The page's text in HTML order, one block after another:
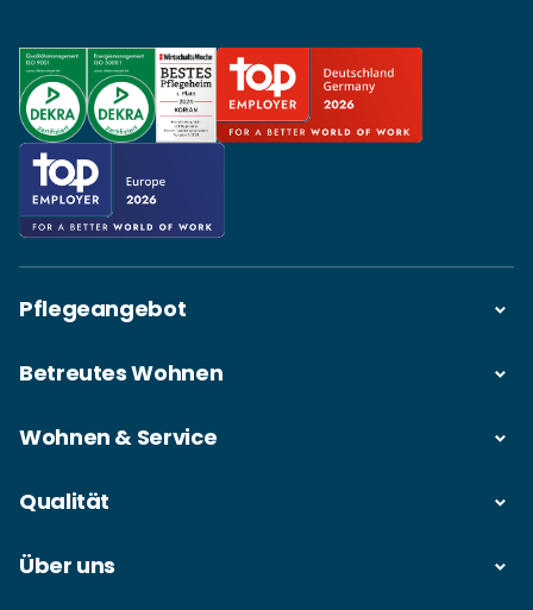
Pflegeangebot
Betreutes Wohnen
Wohnen & Service
Qualität
Über uns